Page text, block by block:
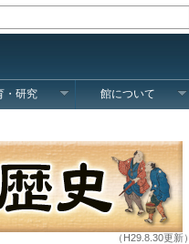
・研究 館について
（H29.8.30更新）